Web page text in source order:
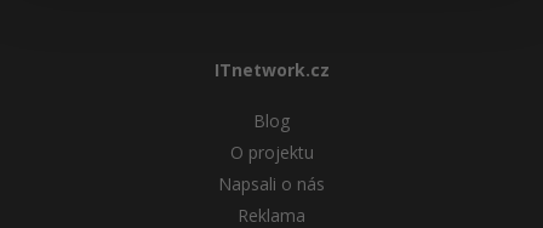
-80%
ITnetwork.cz
Blog
O projektu
Napsali o nás
Reklama